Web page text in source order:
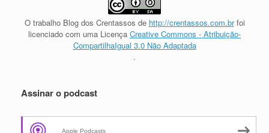
O trabalho Blog dos Crentassos de http://crentassos.com.brfoi
licenciado com uma Licença Creative Commons - Atribuição-
CompartilhaIgual 3.0 Não Adaptada
.
Assinar o podcast
Apple Podcasts